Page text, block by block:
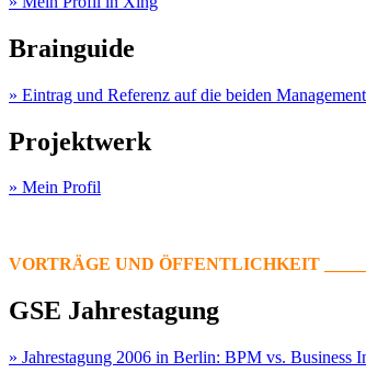
Brainguide
» Eintrag und Referenz auf die beiden
Projektwerk
» Mein Profil
VORTRÄGE UND ÖFFENTLICHKEIT
GSE Jahrestagung
» Jahrestagung 2006 in Berlin: BPM vs. Business